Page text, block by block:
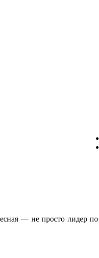
— не просто лидер по